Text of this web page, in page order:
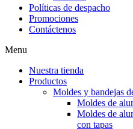
Políticas de despacho
Promociones
Contáctenos
Menu
Nuestra tienda
Productos
Moldes y bandejas
Moldes de
Moldes de
con tapas